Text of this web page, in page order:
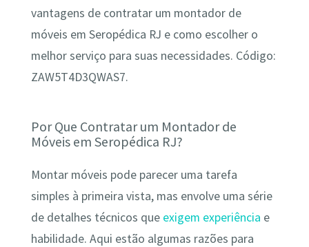
vantagens de contratar um montador de
móveis em Seropédica RJ e como escolher o
melhor serviço para suas necessidades. Código:
ZAW5T4D3QWAS7.
Por Que Contratar um Montador de
Móveis em Seropédica RJ?
Montar móveis pode parecer uma tarefa
simples à primeira vista, mas envolve uma série
de detalhes técnicos que exigem experiência e
habilidade. Aqui estão algumas razões para